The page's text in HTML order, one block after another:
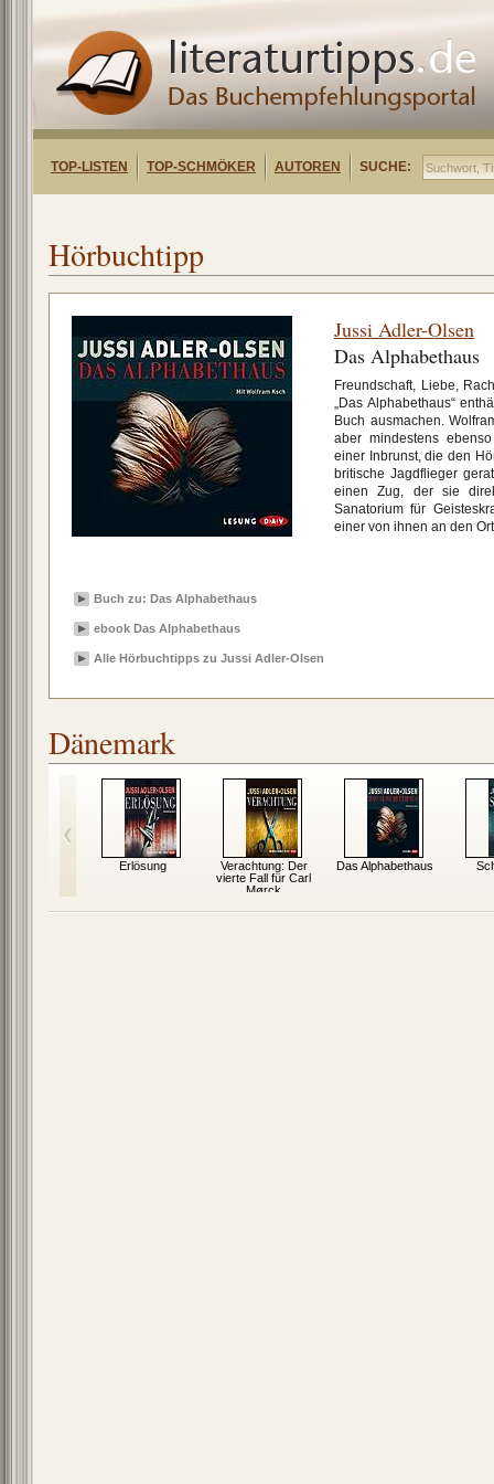
TOP-LISTEN TOP-SCHMÖKER AUTOREN SUCHE:
Hörbuchtipp
Jussi Adler-Olsen
Das Alphabethaus
Freundschaft, Liebe,
„Das Alphabethaus“
Buch ausmachen.
aber mindestens
einer Inbrunst, die den
britische Jagdflieger
einen Zug, der sie
Sanatorium für
einer von ihnen an den
Buch zu: Das Alphabethaus
ebook Das Alphabethaus
Alle Hörbuchtipps zu Jussi Adler-Olsen
Dänemark
Erlösung
Verachtung: Der
vierte Fall für Carl
Mørck
Das Alphabethaus